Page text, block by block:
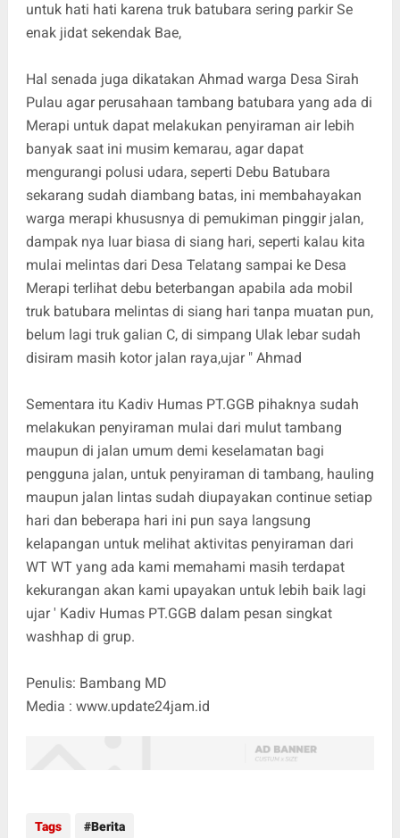
untuk hati hati karena truk batubara sering parkir Se
enak jidat sekendak Bae,
Hal senada juga dikatakan Ahmad warga Desa Sirah
Pulau agar perusahaan tambang batubara yang ada di
Merapi untuk dapat melakukan penyiraman air lebih
banyak saat ini musim kemarau, agar dapat
mengurangi polusi udara, seperti Debu Batubara
sekarang sudah diambang batas, ini membahayakan
warga merapi khususnya di pemukiman pinggir jalan,
dampak nya luar biasa di siang hari, seperti kalau kita
mulai melintas dari Desa Telatang sampai ke Desa
Merapi terlihat debu beterbangan apabila ada mobil
truk batubara melintas di siang hari tanpa muatan pun,
belum lagi truk galian C, di simpang Ulak lebar sudah
disiram masih kotor jalan raya,ujar " Ahmad
Sementara itu Kadiv Humas PT.GGB pihaknya sudah
melakukan penyiraman mulai dari mulut tambang
maupun di jalan umum demi keselamatan bagi
pengguna jalan, untuk penyiraman di tambang, hauling
maupun jalan lintas sudah diupayakan continue setiap
hari dan beberapa hari ini pun saya langsung
kelapangan untuk melihat aktivitas penyiraman dari
WT WT yang ada kami memahami masih terdapat
kekurangan akan kami upayakan untuk lebih baik lagi
ujar ' Kadiv Humas PT.GGB dalam pesan singkat
washhap di grup.
Penulis: Bambang MD
Media : www.update24jam.id
Tags
Berita